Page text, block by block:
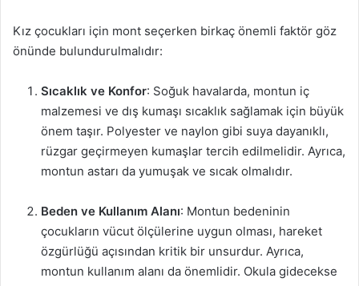
Kız çocukları için mont seçerken birkaç önemli faktör göz
önünde bulundurulmalıdır:
Sıcaklık ve Konfor: Soğuk havalarda, montun iç
malzemesi ve dış kumaşı sıcaklık sağlamak için büyük
önem taşır. Polyester ve naylon gibi suya dayanıklı,
rüzgar geçirmeyen kumaşlar tercih edilmelidir. Ayrıca,
montun astarı da yumuşak ve sıcak olmalıdır.
Beden ve Kullanım Alanı: Montun bedeninin
çocukların vücut ölçülerine uygun olması, hareket
özgürlüğü açısından kritik bir unsurdur. Ayrıca,
montun kullanım alanı da önemlidir. Okula gidecekse